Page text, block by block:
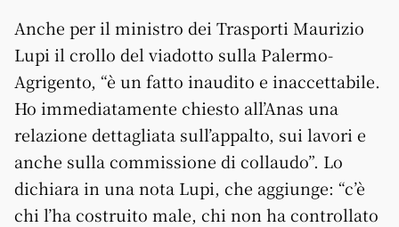
Anche per il ministro dei Trasporti Maurizio
Lupi il crollo del viadotto sulla Palermo-
Agrigento, “è un fatto inaudito e inaccettabile.
Ho immediatamente chiesto all’Anas una
relazione dettagliata sull’appalto, sui lavori e
anche sulla commissione di collaudo”. Lo
dichiara in una nota Lupi, che aggiunge: “c’è
chi l’ha costruito male, chi non ha controllato